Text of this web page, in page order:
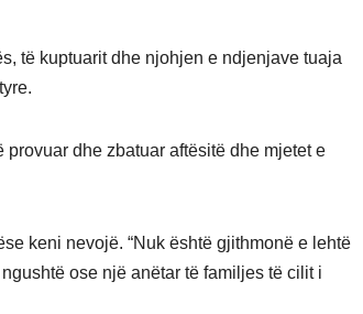
të kuptuarit dhe njohjen e ndjenjave tuaja
provuar dhe zbatuar aftësitë dhe mjetet e
keni nevojë. “Nuk është gjithmonë e lehtë
ose një anëtar të familjes të cilit i